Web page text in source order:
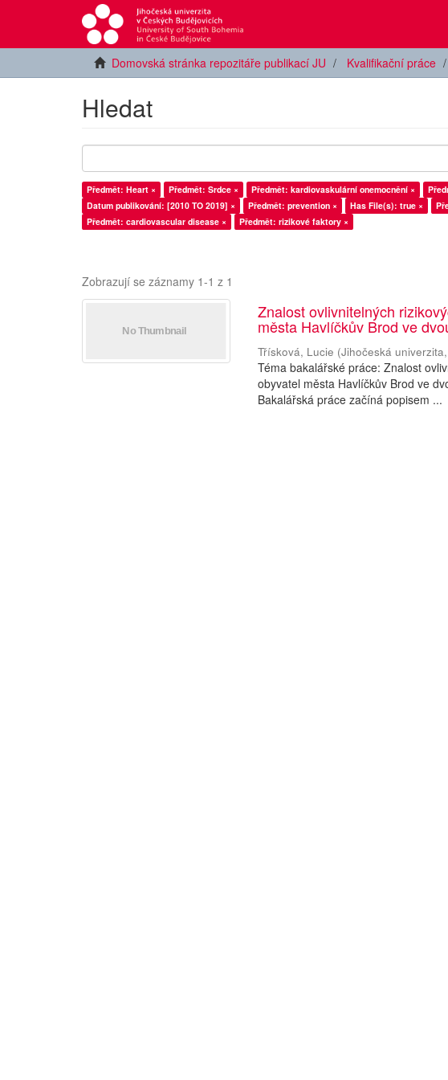
Domovská stránka repozitáře publikací JU Kvalifikační práce
Hledat
Předmět: Heart × Předmět: Srdce × Předmět: kardiovaskulární onemocnění ×
Datum publikování: [2010 TO 2019] ×
Předmět: prevention × Has File(s): true ×
Předmět: cardiovascular disease ×
Předmět: rizikové faktory ×
Zobrazují se záznamy 1-1 z 1
Znalost ovlivnitelných
města Havlíčkův Brod ve
Třísková, Lucie (Jihočeská univerzita
Téma bakalářské práce: Znalost
obyvatel města Havlíčkův Brod ve
Bakalářská práce začíná popisem ...